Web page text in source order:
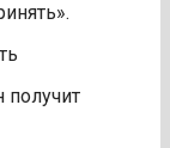
получит